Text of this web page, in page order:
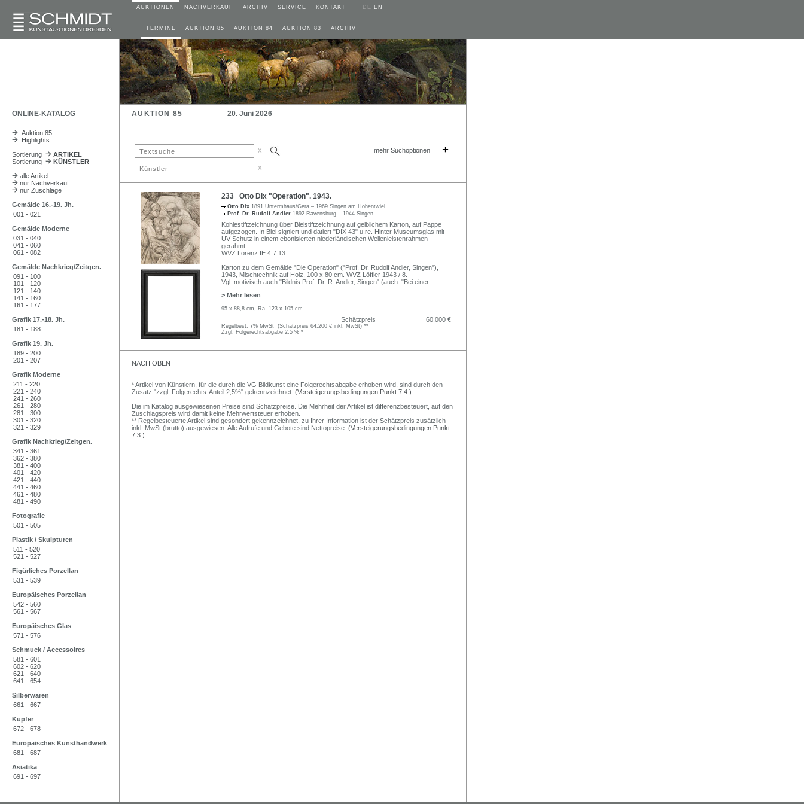
AUKTIONEN NACHVERKAUF ARCHIV SERVICE KONTAKT DE EN
TERMINE AUKTION 85 AUKTION 84 AUKTION 83 ARCHIV
ONLINE-KATALOG AUKTION 85 20. Juni 2026
Auktion 85
Highlights
Sortierung
ARTIKEL
Sortierung
KÜNSTLER
alle Artikel
nur Nachverkauf
nur Zuschläge
Gemälde 16.-19. Jh.
001 - 021
Gemälde Moderne
031 - 040
041 - 060
061 - 082
Gemälde Nachkrieg/Zeitgen.
091 - 100
101 - 120
121 - 140
141 - 160
161 - 177
Grafik 17.-18. Jh.
181 - 188
Grafik 19. Jh.
189 - 200
201 - 207
Grafik Moderne
211 - 220
221 - 240
241 - 260
261 - 280
281 - 300
301 - 320
321 - 329
Grafik Nachkrieg/Zeitgen.
341 - 361
362 - 380
381 - 400
401 - 420
421 - 440
441 - 460
461 - 480
481 - 490
Fotografie
501 - 505
Plastik / Skulpturen
511 - 520
521 - 527
Figürliches Porzellan
531 - 539
Europäisches Porzellan
542 - 560
561 - 567
Europäisches Glas
571 - 576
Schmuck / Accessoires
581 - 601
602 - 620
621 - 640
641 - 654
Silberwaren
661 - 667
Kupfer
672 - 678
Europäisches Kunsthandwerk
681 - 687
Asiatika
691 - 697
x mehr Suchoptionen +
x
233 Otto Dix "Operation". 1943.
Otto Dix 1891 Untermhaus/Gera – 1969 Singen am Hohentwiel
Prof. Dr. Rudolf Andler 1892 Ravensburg – 1944 Singen
Kohlestiftzeichnung über Bleistiftzeichnung auf gelblichem Karton, auf Pappe
aufgezogen. In Blei signiert und datiert "DIX 43" u.re. Hinter Museumsglas mit
UV-Schutz in einem ebonisierten niederländischen Wellenleistenrahmen
gerahmt.
WVZ Lorenz IE 4.7.13.
Karton zu dem Gemälde "Die Operation" ("Prof. Dr. Rudolf Andler, Singen"),
1943, Mischtechnik auf Holz, 100 x 80 cm. WVZ Löffler 1943 / 8.
Vgl. motivisch auch "Bildnis Prof. Dr. R. Andler, Singen" (auch: "Bei einer
> Mehr lesen
95 x 88,8 cm, Ra. 123 x 105 cm.
Schätzpreis 60.000 €
Regelbest. 7% MwSt (Schätzpreis 64.200 € inkl. MwSt) **
Zzgl. Folgerechtsabgabe 2.5 % *
NACH OBEN
* Artikel von Künstlern, für die durch die VG Bildkunst eine Folgerechtsabgabe erhoben wird, sind durch den
Zusatz "zzgl. Folgerechts-Anteil 2,5%" gekennzeichnet. (Versteigerungsbedingungen Punkt 7.4.)
Die im Katalog ausgewiesenen Preise sind Schätzpreise. Die Mehrheit der Artikel ist differenzbesteuert, auf den
Zuschlagspreis wird damit keine Mehrwertsteuer erhoben.
** Regelbesteuerte Artikel sind gesondert gekennzeichnet, zu Ihrer Information ist der Schätzpreis zusätzlich
inkl. MwSt (brutto) ausgewiesen. Alle Aufrufe und Gebote sind Nettopreise. (Versteigerungsbedingungen Punkt
7.3.)